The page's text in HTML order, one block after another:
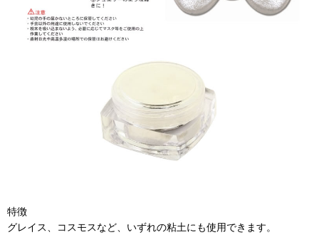
特徴
グレイス、コスモスなど、いずれの粘土にも使用できます。